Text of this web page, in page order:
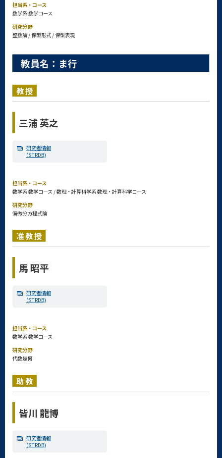
担当系・コース
数学系 数学コース
研究分野
整数論 / 保型形式 / 保型表現
教員名：ま行
教授
三浦 英之
研究者情報
(STRDB)
担当系・コース
数学系 数学コース / 数理・計算科学系 数理・計算科学コース
研究分野
偏微分方程式論
准教授
馬 昭平
研究者情報
(STRDB)
担当系・コース
数学系 数学コース
研究分野
代数幾何
助教
皆川 龍博
研究者情報
(STRDB)